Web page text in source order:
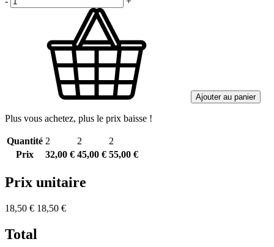
Ajouter au panier
Plus vous achetez, plus le prix baisse !
Quantité 2 2
2
Prix
32,00 € 45,00 € 55,00 €
Prix unitaire
18,50 € 18,50 €
Total